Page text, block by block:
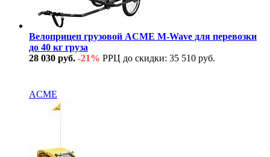
Велоприцеп грузовой ACME M-Wave для перевозки
до 40 кг груза
28 030 руб. -21% РРЦ до скидки: 35 510 руб.
ACME